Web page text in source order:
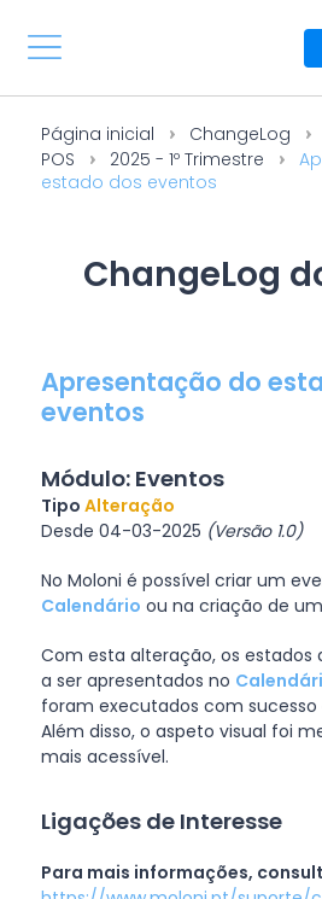
Página inicial ChangeLog
POS
2025 - 1º Trimestre
estado dos eventos
ChangeLog
Apresentação do
eventos
Módulo: Eventos
Tipo Alteração
Desde 04-03-2025 (Versão 1.0)
No Moloni é possível criar um
Calendário ou na criação de
Com esta alteração, os estados
a ser apresentados no
foram executados com sucesso
Além disso, o aspeto visual foi
mais acessível.
Ligações de Interesse
Para mais informações,